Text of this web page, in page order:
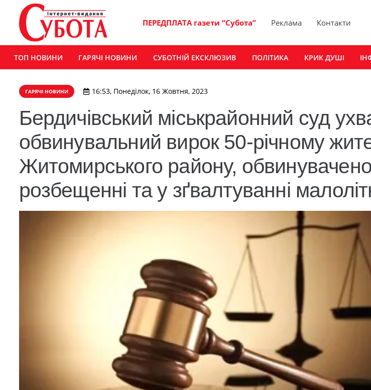
ПЕРЕДПЛАТА газети “Субота” Реклама Контакти
ТОП НОВИНИ ГАРЯЧІ НОВИНИ СУБОТНІЙ ЕКСКЛЮЗИВ ПОЛІТИКА КРИК ДУШІ
ГАРЯЧІ НОВИНИ 16:53, Понеділок, 16 Жовтня, 2023
Бердичівський міськрайонний суд
обвинувальний вирок 50-річному
Житомирського району,
розбещенні та у зґвалтуванні